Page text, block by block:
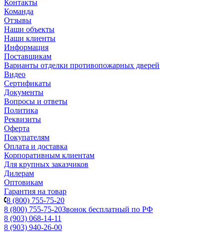
Контакты
Команда
Отзывы
Наши объекты
Наши клиенты
Информация
Поставщикам
Варианты отделки противопожарных дверей
Видео
Сертификаты
Документы
Вопросы и ответы
Политика
Реквизиты
Оферта
Покупателям
Оплата и доставка
Корпоративным клиентам
Для крупных заказчиков
Дилерам
Оптовикам
Гарантия на товар
8 (800) 755-75-20
8 (800) 755-75-20Звонок бесплатный по РФ
8 (903) 068-14-11
8 (903) 940-26-00